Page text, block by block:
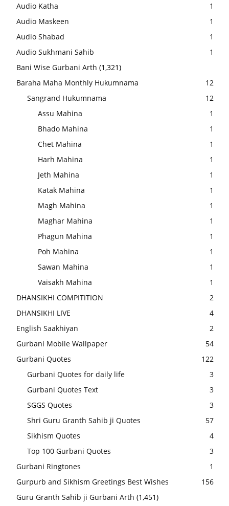
Audio Katha
1
Audio Maskeen
1
Audio Shabad
1
Audio Sukhmani Sahib
1
Bani Wise Gurbani Arth (1,321)
Baraha Maha Monthly Hukumnama
12
Sangrand Hukumnama
12
Assu Mahina
1
Bhado Mahina
1
Chet Mahina
1
Harh Mahina
1
Jeth Mahina
1
Katak Mahina
1
Magh Mahina
1
Maghar Mahina
1
Phagun Mahina
1
Poh Mahina
1
Sawan Mahina
1
Vaisakh Mahina
1
DHANSIKHI COMPITITION
2
DHANSIKHI LIVE
4
English Saakhiyan
2
Gurbani Mobile Wallpaper
54
Gurbani Quotes
122
Gurbani Quotes for daily life
3
Gurbani Quotes Text
3
SGGS Quotes
3
Shri Guru Granth Sahib ji Quotes
57
Sikhism Quotes
4
Top 100 Gurbani Quotes
3
Gurbani Ringtones
1
Gurpurb and Sikhism Greetings Best Wishes
156
Guru Granth Sahib ji Gurbani Arth (1,451)